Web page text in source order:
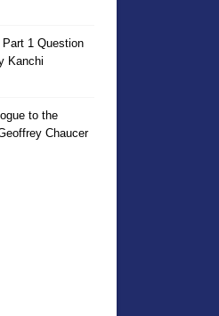
1 Question
Kanchi
to the
Chaucer